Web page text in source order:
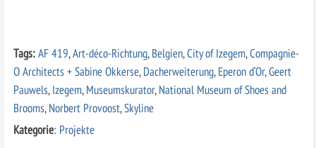
Tags:AF 419,Art-déco-Richtung,Belgien,City of Izegem,Compagnie-
O Architects + Sabine Okkerse,Dacherweiterung,Eperon d‘Or,Geert
Pauwels,Izegem,Museumskurator,National Museum of Shoes and
Brooms,Norbert Provoost,Skyline
Kategorie: Projekte